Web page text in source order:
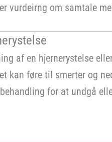
vurdeirng om samtale
af en hjernerystelse
kan føre til smerter og
for at undgå